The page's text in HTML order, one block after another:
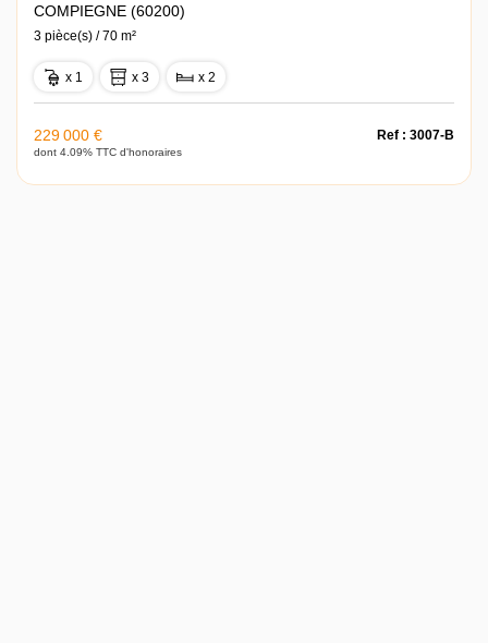
COMPIEGNE (60200)
3 pièce(s) / 70 m²
x 1 x 3 x 2
229 000 €
dont 4.09% TTC d'honoraires
Ref : 3007-B